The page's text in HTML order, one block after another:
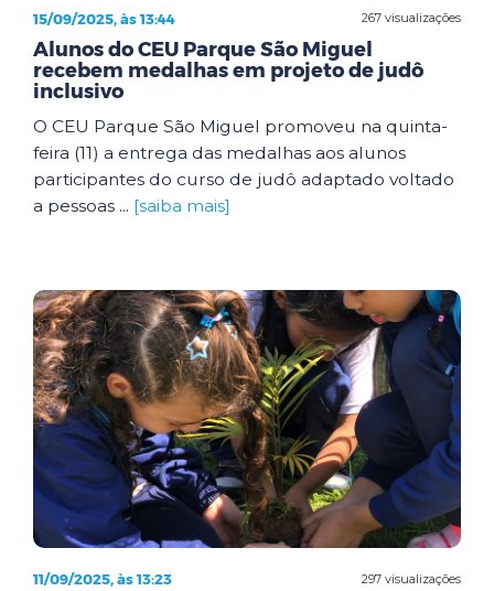
267 visualizações
15/09/2025, às 13:44
Alunos do CEU Parque São Miguel
recebem medalhas em projeto de judô
inclusivo
O CEU Parque São Miguel promoveu na quinta-
feira (11) a entrega das medalhas aos alunos
participantes do curso de judô adaptado voltado
a pessoas ... [saiba mais]
297 visualizações
11/09/2025, às 13:23